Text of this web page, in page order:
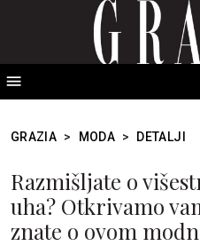
GRAZIA > MODA > DETALJI
Razmišljate o
uha? Otkrivamo
znate o ovom